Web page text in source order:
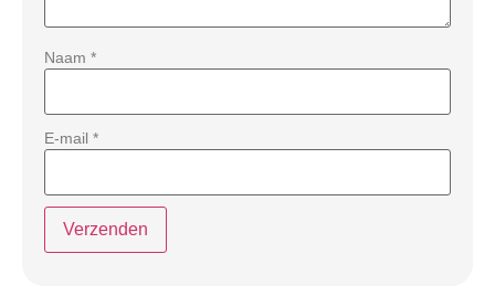
Naam *
E-mail *